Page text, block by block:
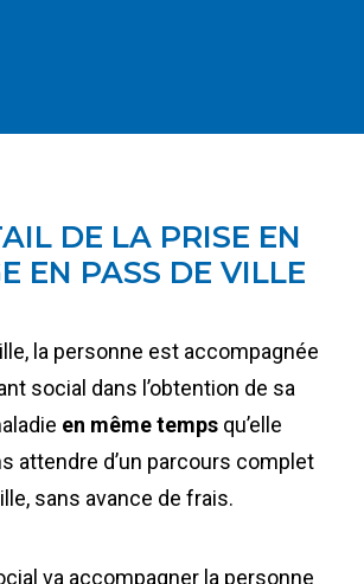
DE LA PRISE EN
EN PASS DE VILLE
la personne est accompagnée
social dans l’obtention de sa
en même temps qu’elle
attendre d’un parcours complet
sans avance de frais.
va accompagner la personne